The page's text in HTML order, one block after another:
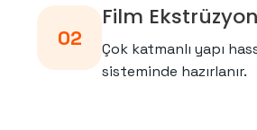
02
Film Ekstrüzyon
Çok katmanlı yapı
sisteminde hazırlanır.